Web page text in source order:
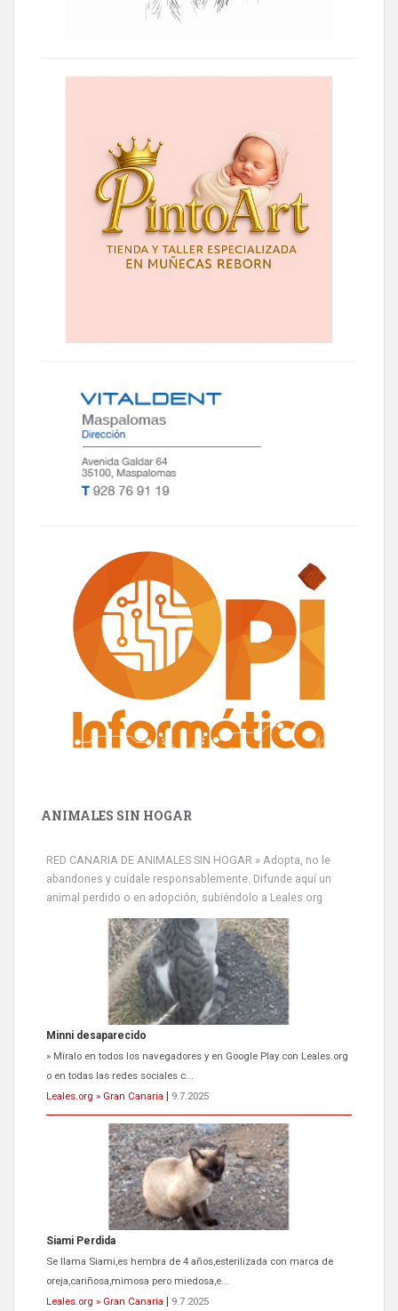
ANIMALES SIN HOGAR
RED CANARIA DE ANIMALES SIN HOGAR » Adopta, no le
abandones y cuídale responsablemente. Difunde aquí un
animal perdido o en adopción, subiéndolo a Leales.org
Minni desaparecido
» Míralo en todos los navegadores y en Google Play con Leales.org
o en todas las redes sociales c...
Leales.org » Gran Canaria
9.7.2025
Siami Perdida
Se llama Siami,es hembra de 4 años,esterilizada con marca de
oreja,cariñosa,mimosa pero miedosa,e...
Leales.org » Gran Canaria
9.7.2025